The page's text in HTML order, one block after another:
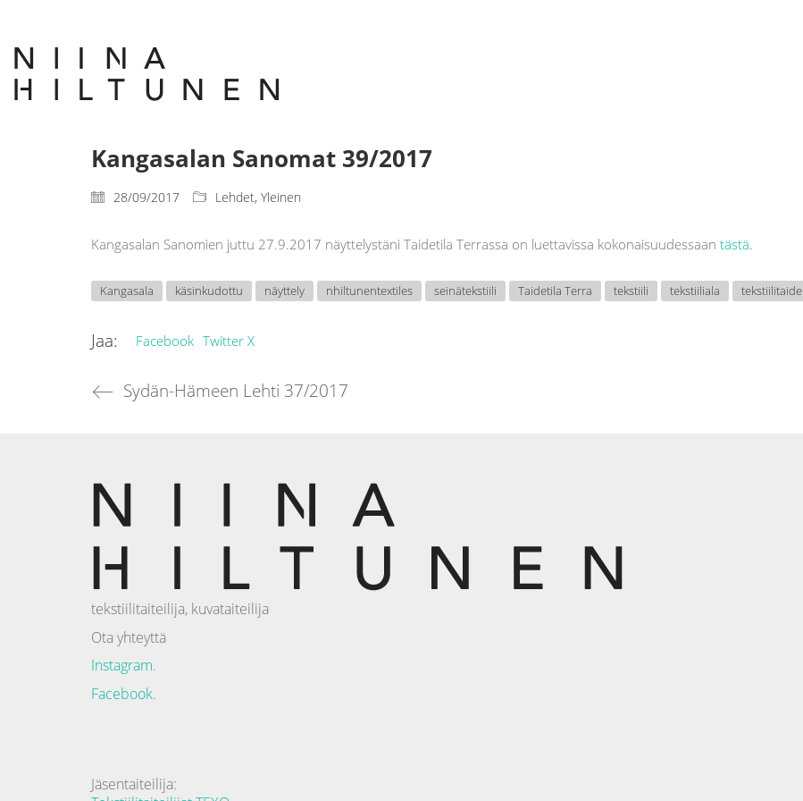
Kangasalan Sanomat 39/2017
28/09/2017 Lehdet, Yleinen
Kangasalan Sanomien juttu 27.9.2017 näyttelystäni Taidetila Terrassa on luettavissa kokonaisuudessaan tästä.
Kangasala käsinkudottu näyttely nhiltunentextiles seinätekstiili Taidetila Terra tekstiili tekstiiliala tekstiilitaide
Jaa: Facebook Twitter X
Sydän-Hämeen Lehti 37/2017
tekstiilitaiteilija, kuvataiteilija
Ota yhteyttä
Instagram.
Facebook.
Jäsentaiteilija: